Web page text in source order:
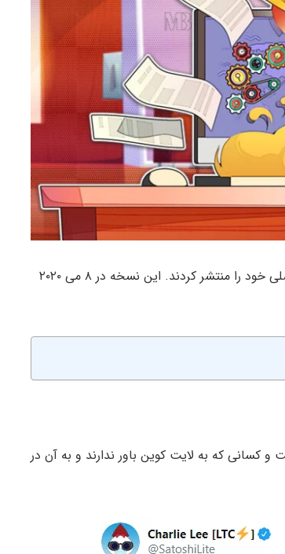
توسعه دهندگان شبکه لایت کوین نسخه جدید ۰.۱۸.۱ از نرم افزار اصلی خود را منتشر کردند. این نسخه در ۸ می ۲۰۲۰
که به لایت کوین باور ندارند و به آن در